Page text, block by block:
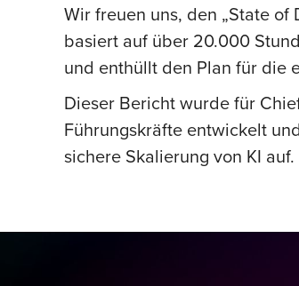
Wir freuen uns, den „State
basiert auf über 20.000
und enthüllt den Plan für die
Dieser Bericht wurde für
Führungskräfte entwickelt
sichere Skalierung von KI auf.